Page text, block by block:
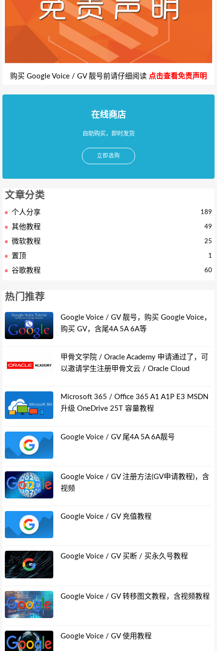
购买 Google Voice / GV 靓号前请仔细阅读 点击查看免责声明
在线商店
自助购买，即时发货
立即选购
文章分类
个人分享 189
其他教程 49
微软教程 25
置顶 1
谷歌教程 60
热门推荐
Google Voice / GV 靓号，购买 Google Voice，
购买 GV，含尾4A 5A 6A等
甲骨文学院 / Oracle Academy 申请通过了，可
以邀请学生注册甲骨文云 / Oracle Cloud
Microsoft 365 / Office 365 A1 A1P E3 MSDN
升级 OneDrive 25T 容量教程
Google Voice / GV 尾4A 5A 6A靓号
Google Voice / GV 注册方法(GV申请教程)，含
视频
Google Voice / GV 充值教程
Google Voice / GV 买断 / 买永久号教程
Google Voice / GV 转移图文教程，含视频教程
Google Voice / GV 使用教程